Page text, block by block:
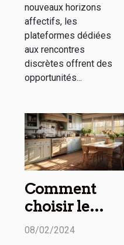
nouveaux horizons
affectifs, les
plateformes dédiées
aux rencontres
discrètes offrent des
opportunités...
Comment
choisir le
tapis de
08/02/2024